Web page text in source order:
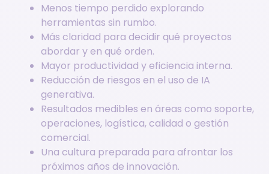
Menos tiempo perdido explorando
herramientas sin rumbo.
Más claridad para decidir qué proyectos
abordar y en qué orden.
Mayor productividad y eficiencia interna.
Reducción de riesgos en el uso de IA
generativa.
Resultados medibles en áreas como soporte,
operaciones, logística, calidad o gestión
comercial.
Una cultura preparada para afrontar los
próximos años de innovación.